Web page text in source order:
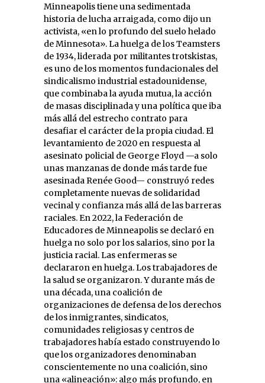
Minneapolis tiene una sedimentada
historia de lucha arraigada, como dijo un
activista, «en lo profundo del suelo helado
de Minnesota». La huelga de los Teamsters
de 1934, liderada por militantes trotskistas,
es uno de los momentos fundacionales del
sindicalismo industrial estadounidense,
que combinaba la ayuda mutua, la acción
de masas disciplinada y una política que iba
más allá del estrecho contrato para
desafiar el carácter de la propia ciudad. El
levantamiento de 2020 en respuesta al
asesinato policial de George Floyd —a solo
unas manzanas de donde más tarde fue
asesinada Renée Good— construyó redes
completamente nuevas de solidaridad
vecinal y confianza más allá de las barreras
raciales. En 2022, la Federación de
Educadores de Minneapolis se declaró en
huelga no solo por los salarios, sino por la
justicia racial. Las enfermeras se
declararon en huelga. Los trabajadores de
la salud se organizaron. Y durante más de
una década, una coalición de
organizaciones de defensa de los derechos
de los inmigrantes, sindicatos,
comunidades religiosas y centros de
trabajadores había estado construyendo lo
que los organizadores denominaban
conscientemente no una coalición, sino
una «alineación»: algo más profundo, en